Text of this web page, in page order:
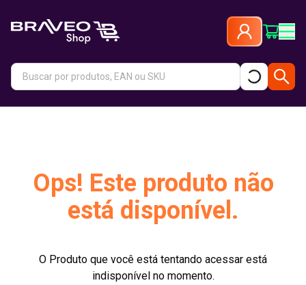
Ops! Este produto não
está disponível.
O Produto que você está tentando acessar está
indisponível no momento.